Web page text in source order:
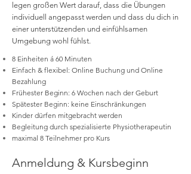
legen großen Wert darauf, dass die Übungen
individuell angepasst werden und dass du dich in
einer unterstützenden und einfühlsamen
Umgebung wohl fühlst.
8 Einheiten á 60 Minuten
Einfach & flexibel: Online Buchung und Online
Bezahlung
Frühester Beginn: 6 Wochen nach der Geburt
Spätester Beginn: keine Einschränkungen
Kinder dürfen mitgebracht werden
Begleitung durch spezialisierte Physiotherapeutin
maximal 8 Teilnehmer pro Kurs
Anmeldung & Kursbeginn